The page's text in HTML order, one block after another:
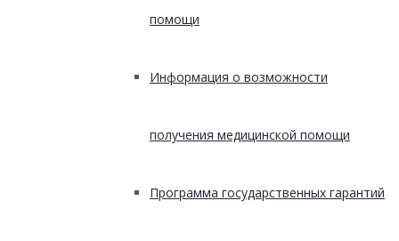
помощи
Информация о возможности
получения медицинской помощи
Программа государственных гарантий